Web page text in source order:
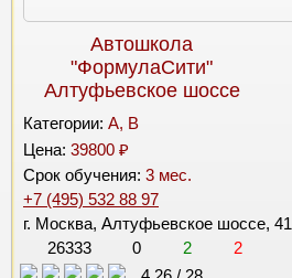
Автошкола
"ФормулаСити"
Алтуфьевское шоссе
Категории: A, B
Цена: 39800 ₽
Срок обучения: 3 мес.
+7 (495) 532 88 97
г. Москва, Алтуфьевское шоссе, 41
26333
0 2
2